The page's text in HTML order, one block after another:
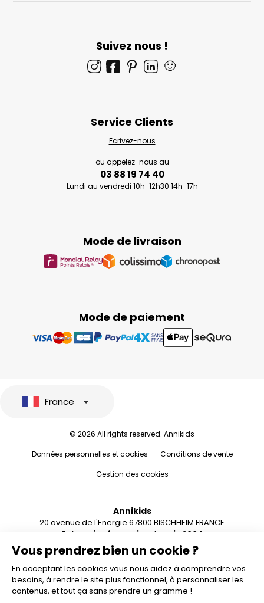
Suivez nous !
🙂
Mode de paiement
Mode de livraison
Service Clients
Ecrivez-nous
ou appelez-nous au
03 88 19 74 40
Lundi au vendredi 10h-12h30 14h-17h
Vous prendrez bien un cookie ?
En acceptant les cookies vous nous aidez à comprendre vos
besoins, à rendre le site plus fonctionnel, à personnaliser les
contenus, et tout ça sans prendre un gramme !
France
© 2026 All rights reserved. Annikids
Données personnelles et cookies
Conditions de vente
Gestion des cookies
Annikids
20 avenue de l'Energie 67800 BISCHHEIM FRANCE
Entreprise française depuis 2004